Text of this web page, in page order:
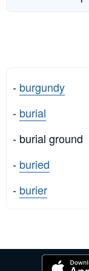
- burgundy
- burial
- burial ground
- buried
- burier